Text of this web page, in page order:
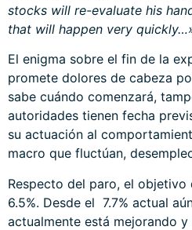
stocks will re-evaluate his
that will happen very
El enigma sobre el fin de la
promete dolores de cabeza
sabe cuándo comenzará,
autoridades tienen fecha
su actuación al
macro que fluctúan,
Respecto del paro, el objetivo
6.5%. Desde el 7.7% actual
actualmente está mejorando y